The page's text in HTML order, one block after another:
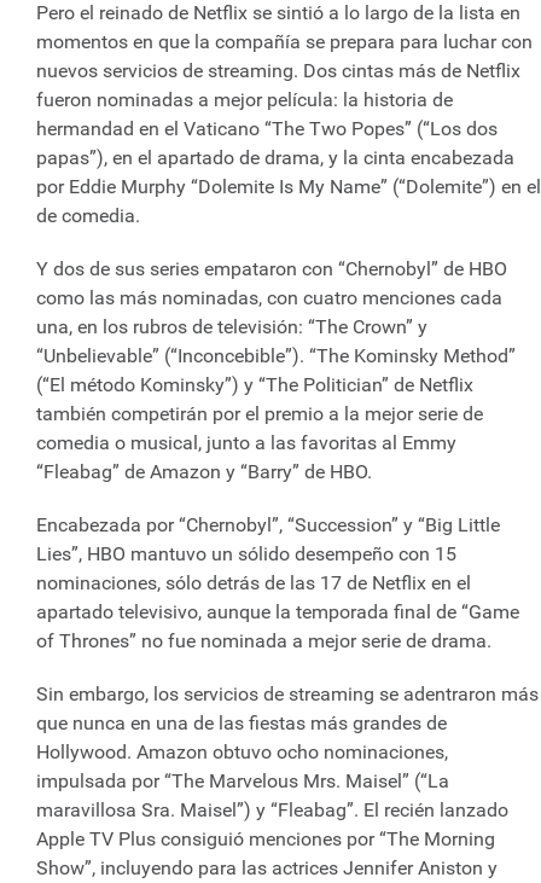
Pero el reinado de Netflix se sintió a lo largo de la lista en
momentos en que la compañía se prepara para luchar con
nuevos servicios de streaming. Dos cintas más de Netflix
fueron nominadas a mejor película: la historia de
hermandad en el Vaticano “The Two Popes” (“Los dos
papas”), en el apartado de drama, y la cinta encabezada
por Eddie Murphy “Dolemite Is My Name” (“Dolemite”) en el
de comedia.
Y dos de sus series empataron con “Chernobyl” de HBO
como las más nominadas, con cuatro menciones cada
una, en los rubros de televisión: “The Crown” y
“Unbelievable” (“Inconcebible”). “The Kominsky Method”
(“El método Kominsky”) y “The Politician” de Netflix
también competirán por el premio a la mejor serie de
comedia o musical, junto a las favoritas al Emmy
“Fleabag” de Amazon y “Barry” de HBO.
Encabezada por “Chernobyl”, “Succession” y “Big Little
Lies”, HBO mantuvo un sólido desempeño con 15
nominaciones, sólo detrás de las 17 de Netflix en el
apartado televisivo, aunque la temporada final de “Game
of Thrones” no fue nominada a mejor serie de drama.
Sin embargo, los servicios de streaming se adentraron más
que nunca en una de las fiestas más grandes de
Hollywood. Amazon obtuvo ocho nominaciones,
impulsada por “The Marvelous Mrs. Maisel” (“La
maravillosa Sra. Maisel”) y “Fleabag”. El recién lanzado
Apple TV Plus consiguió menciones por “The Morning
Show”, incluyendo para las actrices Jennifer Aniston y